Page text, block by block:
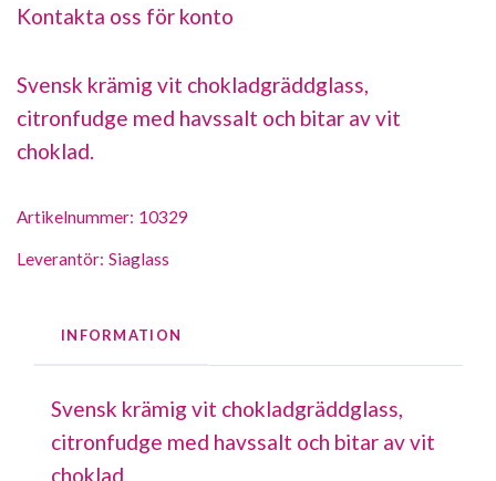
Kontakta oss för konto
Svensk krämig vit chokladgräddglass,
citronfudge med havssalt och bitar av vit
choklad.
Artikelnummer: 10329
Leverantör: Siaglass
INFORMATION
Svensk krämig vit chokladgräddglass,
citronfudge med havssalt och bitar av vit
choklad.